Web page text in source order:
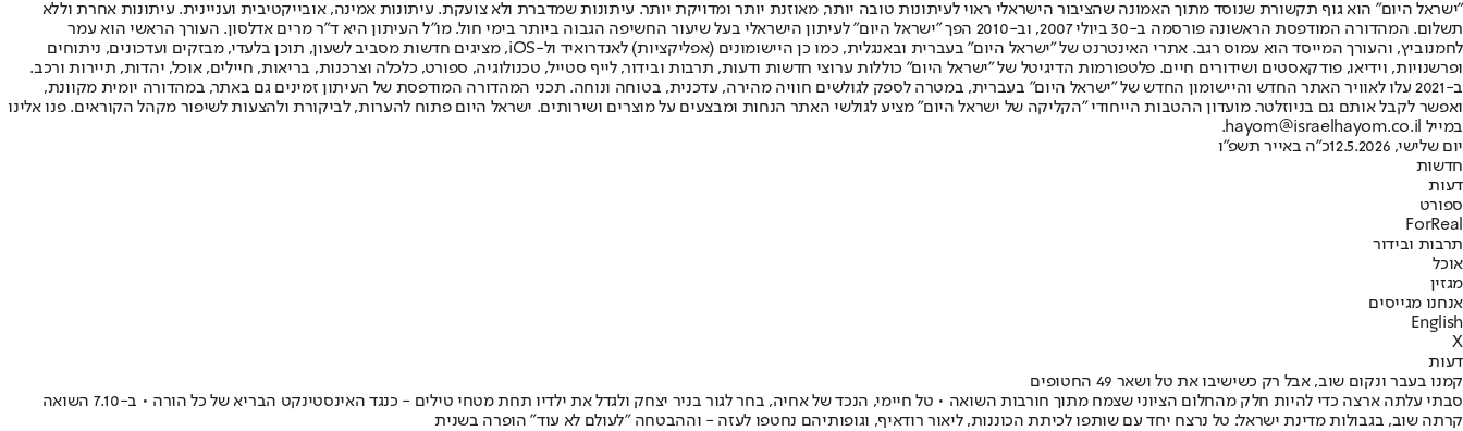
"ישראל היום" הוא גוף תקשורת שנוסד מתוך האמונה שהציבור הישראלי ראוי לעיתונות טובה יותר, מאוזנת יותר ומדויקת יותר. עיתונות שמדברת ולא צועקת. עיתונות אמינה, אובייקטיבית ועניינית. עיתונות אחרת וללא
תשלום. המהדורה המודפסת הראשונה פורסמה ב-30 ביולי 2007, וב-2010 הפך "ישראל היום" לעיתון הישראלי בעל שיעור החשיפה הגבוה ביותר בימי חול. מו"ל העיתון היא ד"ר מרים אדלסון. העורך הראשי הוא עמר
לחמנוביץ, והעורך המייסד הוא עמוס רגב. אתרי האינטרנט של "ישראל היום" בעברית ובאנגלית, כמו כן היישומונים (אפליקציות) לאנדרואיד ול-iOS, מציגים חדשות מסביב לשעון, תוכן בלעדי, מבזקים ועדכונים, ניתוחים
ופרשנויות, וידיאו, פודקאסטים ושידורים חיים. פלטפורמות הדיגיטל של "ישראל היום" כוללות ערוצי חדשות ודעות, תרבות ובידור, לייף סטייל, טכנולוגיה, ספורט, כלכלה וצרכנות, בריאות, חיילים, אוכל, יהדות, תיירות ורכב.
ב-2021 עלו לאוויר האתר החדש והיישומון החדש של "ישראל היום" בעברית, במטרה לספק לגולשים חוויה מהירה, עדכנית, בטוחה ונוחה. תכני המהדורה המודפסת של העיתון זמינים גם באתר, במהדורה יומית מקוונת,
ואפשר לקבל אותם גם בניוזלטר. מועדון ההטבות הייחודי "הקליקה של ישראל היום" מציע לגולשי האתר הנחות ומבצעים על מוצרים ושירותים. ישראל היום פתוח להערות, לביקורת ולהצעות לשיפור מקהל הקוראים. פנו אלינו
במייל hayom@israelhayom.co.il.
יום שלישי, 12.5.2026
כ"ה באייר תשפ"ו
חדשות
דעות
ספורט
ForReal
תרבות ובידור
אוכל
מגזין
אנחנו מגייסים
English
X
דעות
קמנו בעבר ונקום שוב, אבל רק כשישיבו את טל ושאר 49 החטופים
סבתי עלתה ארצה כדי להיות חלק מהחלום הציוני שצמח מתוך חורבות השואה • טל חיימי, הנכד של אחיה, בחר לגור בניר יצחק ולגדל את ילדיו תחת מטחי טילים - כנגד האינסטינקט הבריא של כל הורה • ב-7.10 השואה
קרתה שוב, בגבולות מדינת ישראל: טל נרצח יחד עם שותפו לכיתת הכוננות, ליאור רודאיף, וגופותיהם נחטפו לעזה - וההבטחה "לעולם לא עוד" הופרה בשנית